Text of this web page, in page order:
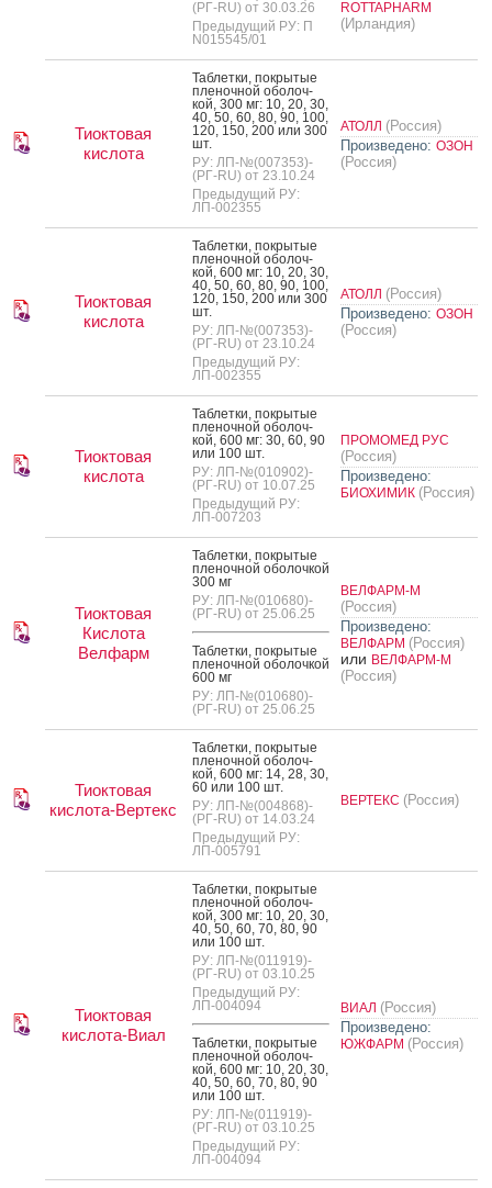
(РГ-RU) от 30.03.26
Предыдущий РУ: П
N015545/01
ROTTAPHARM
(Ирландия)
Тиоктовая
кислота
Таб­летки, пок­ры­тые
пле­ноч­ной обо­лоч­
кой, 300 мг: 10, 20, 30,
40, 50, 60, 80, 90, 100,
120, 150, 200 или 300
шт.
РУ: ЛП-№(007353)-
(РГ-RU) от 23.10.24
Предыдущий РУ:
ЛП-002355
АТОЛЛ (Россия)
Произведено: ОЗОН
(Россия)
Тиоктовая
кислота
Таб­летки, пок­ры­тые
пле­ноч­ной обо­лоч­
кой, 600 мг: 10, 20, 30,
40, 50, 60, 80, 90, 100,
120, 150, 200 или 300
шт.
РУ: ЛП-№(007353)-
(РГ-RU) от 23.10.24
Предыдущий РУ:
ЛП-002355
АТОЛЛ (Россия)
Произведено: ОЗОН
(Россия)
Тиоктовая
кислота
Таб­летки, пок­ры­тые
пле­ноч­ной обо­лоч­
кой, 600 мг: 30, 60, 90
или 100 шт.
РУ: ЛП-№(010902)-
(РГ-RU) от 10.07.25
Предыдущий РУ:
ЛП-007203
ПРОМОМЕД РУС
(Россия)
Произведено:
БИОХИМИК (Россия)
Тиоктовая
Кислота
Велфарм
Таб­летки, пок­ры­тые
пле­ноч­ной обо­лоч­кой
300 мг
РУ: ЛП-№(010680)-
(РГ-RU) от 25.06.25
Таб­летки, пок­ры­тые
пле­ноч­ной обо­лоч­кой
600 мг
РУ: ЛП-№(010680)-
(РГ-RU) от 25.06.25
ВЕЛФАРМ-М
(Россия)
Произведено:
ВЕЛФАРМ (Россия)
или ВЕЛФАРМ-М
(Россия)
Тиоктовая
кислота-Вертекс
Таб­летки, пок­ры­тые
пле­ноч­ной обо­лоч­
кой, 600 мг: 14, 28, 30,
60 или 100 шт.
РУ: ЛП-№(004868)-
(РГ-RU) от 14.03.24
Предыдущий РУ:
ЛП-005791
ВЕРТЕКС (Россия)
Тиоктовая
кислота-Виал
Таб­летки, пок­ры­тые
пле­ноч­ной обо­лоч­
кой, 300 мг: 10, 20, 30,
40, 50, 60, 70, 80, 90
или 100 шт.
РУ: ЛП-№(011919)-
(РГ-RU) от 03.10.25
Предыдущий РУ:
ЛП-004094
Таб­летки, пок­ры­тые
пле­ноч­ной обо­лоч­
кой, 600 мг: 10, 20, 30,
40, 50, 60, 70, 80, 90
или 100 шт.
РУ: ЛП-№(011919)-
(РГ-RU) от 03.10.25
Предыдущий РУ:
ЛП-004094
ВИАЛ (Россия)
Произведено:
ЮЖФАРМ (Россия)